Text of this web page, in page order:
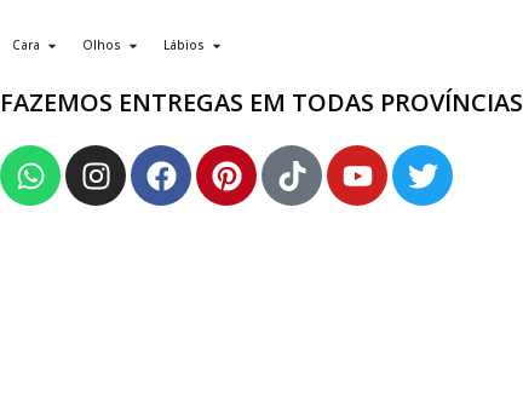
Cara Olhos Lábios
FAZEMOS ENTREGAS EM TODAS PROVÍNCIAS